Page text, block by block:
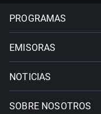
PROGRAMAS
EMISORAS
NOTICIAS
SOBRE NOSOTROS